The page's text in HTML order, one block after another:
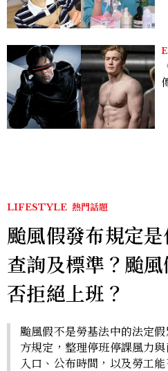
LIFESTYLE 熱門話題
颱風假發布規定
查詢及標準？颱
否拒絕上班？
颱風假不是勞基法中的法定
方規定，整理停班停課風力
入口、公布時間，以及勞工